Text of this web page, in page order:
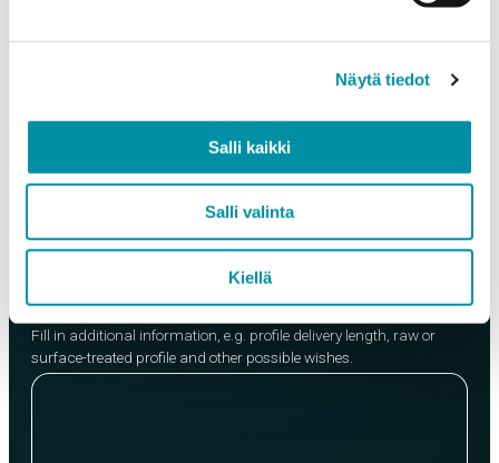
Näytä tiedot
Salli kaikki
Salli valinta
Kiellä
EN AW-6063 (min. 250kg)
EN AW-6082 (min. 500kg)
Message
Fill in additional information, e.g. profile delivery length, raw or
surface-treated profile and other possible wishes.